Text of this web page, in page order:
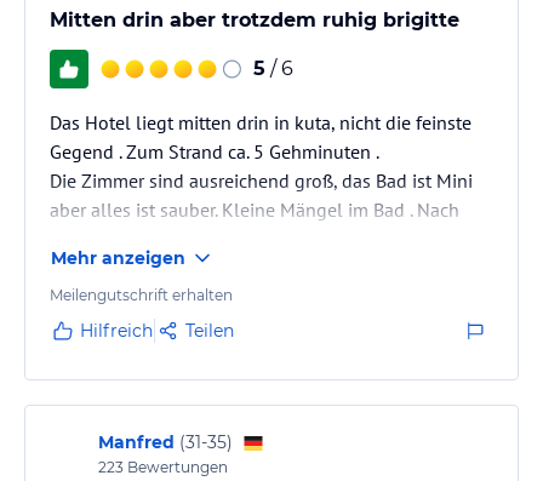
Mitten drin aber trotzdem ruhig brigitte
5 / 6
Das Hotel liegt mitten drin in kuta, nicht die feinste
Gegend . Zum Strand ca. 5 Gehminuten .
Die Zimmer sind ausreichend groß, das Bad ist Mini
aber alles ist sauber. Kleine Mängel im Bad . Nach
den Schaden zu beheben. Leider hat es nicht so
geklappt. Das positivsten war das Personal .immer
freundlich , gut gelaunt und hilfsbereit.
dem Dach war ohne schattenspendende
Gegenstände und ziemlich karg.
Mehr anzeigen
Meilengutschrift erhalten
Hilfreich Teilen
Manfred (31-35)
223 Bewertungen